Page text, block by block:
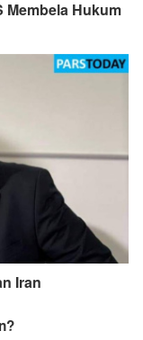
Membela Hukum
Iran